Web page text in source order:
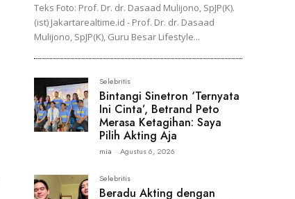
Teks Foto: Prof. Dr. dr. Dasaad Mulijono, SpJP(K).
(ist) Jakartarealtime.id - Prof. Dr. dr. Dasaad
Mulijono, SpJP(K), Guru Besar Lifestyle...
Selebritis
Bintangi Sinetron ‘Ternyata
Ini Cinta’, Betrand Peto
Merasa Ketagihan: Saya
Pilih Akting Aja
mia - Agustus 6, 2026
Selebritis
Beradu Akting dengan